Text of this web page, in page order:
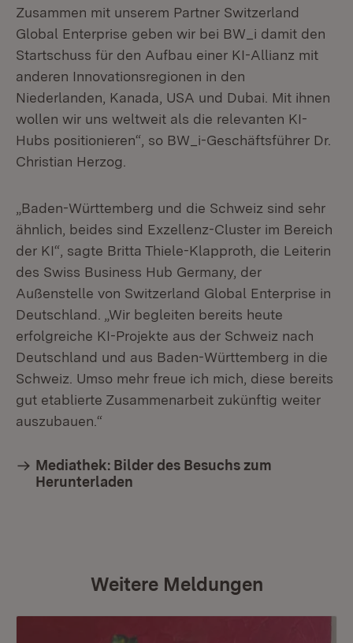
Zusammen mit unserem Partner Switzerland
Global Enterprise geben wir bei BW_i damit den
Startschuss für den Aufbau einer KI-Allianz mit
anderen Innovationsregionen in den
Niederlanden, Kanada, USA und Dubai. Mit ihnen
wollen wir uns weltweit als die relevanten KI-
Hubs positionieren“, so BW_i-Geschäftsführer Dr.
Christian Herzog.
„Baden-Württemberg und die Schweiz sind sehr
ähnlich, beides sind Exzellenz-Cluster im Bereich
der KI“, sagte Britta Thiele-Klapproth, die Leiterin
des Swiss Business Hub Germany, der
Außenstelle von Switzerland Global Enterprise in
Deutschland. „Wir begleiten bereits heute
erfolgreiche KI-Projekte aus der Schweiz nach
Deutschland und aus Baden-Württemberg in die
Schweiz. Umso mehr freue ich mich, diese bereits
gut etablierte Zusammenarbeit zukünftig weiter
auszubauen.“
Mediathek: Bilder des Besuchs zum
Herunterladen
Weitere Meldungen